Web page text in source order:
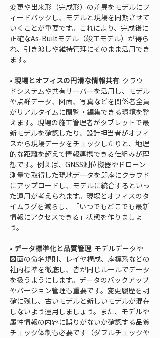
変更や出来形（完成形）の差異をモデルにフ
ィードバックし、モデルと現場を同期させて
いくことが重要です。これにより、完成後に
正確なAs-Builtモデル（竣工モデル）が得ら
れ、引き渡しや維持管理にそのまま活用でき
• 現場とオフィスの円滑な情報共有: クラウ
ドシステムや共有サーバーを活用し、モデル
や点群データ、図面、写真などを関係者全員
がリアルタイムに閲覧・編集できる環境を整
えます。現場の施工管理者がタブレットで最
新モデルを確認したり、設計担当者がオフィ
スから現場データをチェックしたりと、地理
的な距離を超えて情報連携できる仕組みが理
想です。例えば、GNSS測位機器やドローン
測量で取得した現地データを即座にクラウド
にアップロードし、モデルに統合するといっ
た運用が考えられます。現場とオフィスのタ
イムラグを減らし、「いつでもどこでも最新
情報にアクセスできる」状態を作りましょ
• データ標準化と品質管理: モデルデータや
図面の命名規則、レイヤ構成、座標系などの
社内標準を徹底し、皆が同じルールでデータ
を扱うようにします。データのバックアップ
やバージョン管理も重要です。変更履歴を明
確に残し、古いモデルと新しいモデルが混在
しないよう運用しましょう。また、モデルや
属性情報の内容に誤りがないか確認する品質
チェック体制も必要です（ダブルチェックや